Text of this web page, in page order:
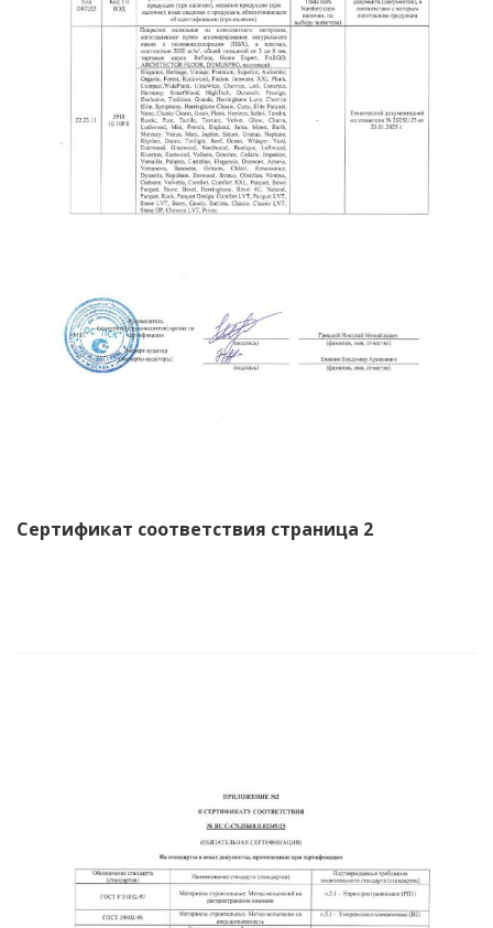
Сертификат соответствия страница 2